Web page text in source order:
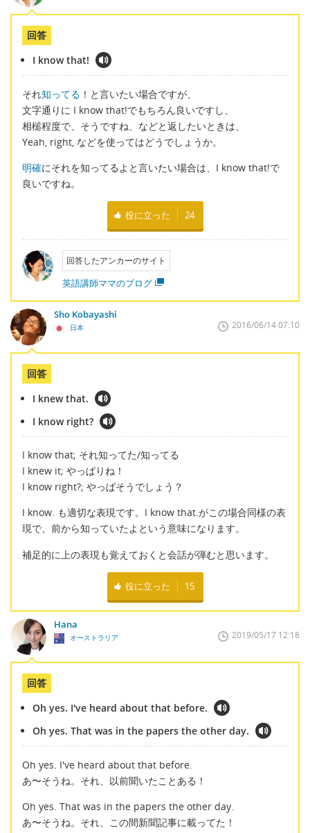
回答
I know that!
それ知ってる ！と言いたい場合ですが、
文字通りに I know that!でもちろん良いですし、
相槌程度で、そうですね、などと返したいときは、
Yeah, right, などを使ってはどうでしょうか。
明確にそれを知ってるよと言いたい場合は、I know that!で
良いですね。
役に立った 24
回答したアンカーのサイト
英語講師ママのブログ
Sho Kobayashi
日本 2016/06/14 07:10
回答
I knew that.
I know right?
I know that; それ知ってた/知ってる
I knew it; やっぱりね！
I know right?; やっぱそうでしょう？
I know. も適切な表現です。I know that.がこの場合同様の表
現で、前から知っていたよという意味になります。
補足的に上の表現も覚えておくと会話が弾むと思います。
役に立った 15
Hana
オーストラリア 2019/05/17 12:18
回答
Oh yes. I've heard about that before.
Oh yes. That was in the papers the other day.
Oh yes. I've heard about that before.
あ〜そうね。それ、以前聞いたことある！
Oh yes. That was in the papers the other day.
あ〜そうね。それ、この間新聞記事に載ってた！